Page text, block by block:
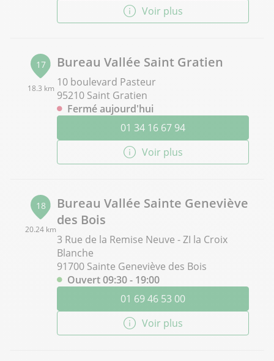
Voir plus
17
18.3 km
Bureau Vallée Saint Gratien
10 boulevard Pasteur
95210 Saint Gratien
Fermé aujourd'hui
01 34 16 67 94
Voir plus
18
20.24 km
Bureau Vallée Sainte Geneviève
des Bois
3 Rue de la Remise Neuve - ZI la Croix
Blanche
91700 Sainte Geneviève des Bois
Ouvert 09:30 - 19:00
01 69 46 53 00
Voir plus